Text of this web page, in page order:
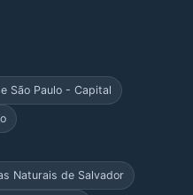
São Paulo - Capital
Naturais de Salvador